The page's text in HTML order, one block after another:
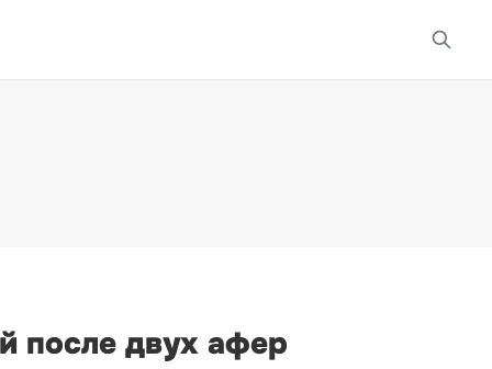
после двух афер